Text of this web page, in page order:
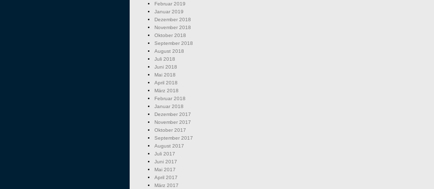
Februar 2019
Januar 2019
Dezember 2018
November 2018
Oktober 2018
September 2018
August 2018
Juli 2018
Juni 2018
Mai 2018
April 2018
März 2018
Februar 2018
Januar 2018
Dezember 2017
November 2017
Oktober 2017
September 2017
August 2017
Juli 2017
Juni 2017
Mai 2017
April 2017
März 2017